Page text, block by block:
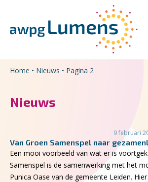
Home • Nieuws • Pagina 2
Nieuws
9 februari
Van Groen Samenspel naar
Een mooi voorbeeld van wat er is
Samenspel is de samenwerking met het
Punica Oase van de gemeente Leiden.